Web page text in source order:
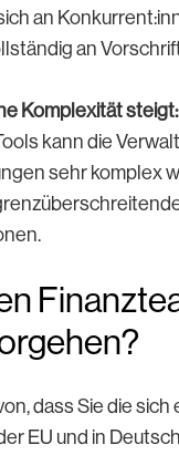
an
an
Komplexität steigt:
kann die
sehr komplex
dass Sie die
EU und in